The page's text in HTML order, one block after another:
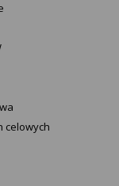
celowych